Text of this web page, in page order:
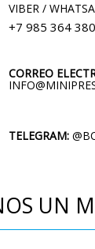
VIBER /
+7 985 364
CORREO
TELEGRAM:
UN